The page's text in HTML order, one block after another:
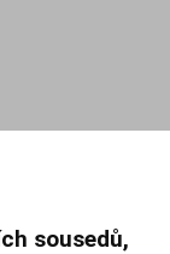
sousedů,